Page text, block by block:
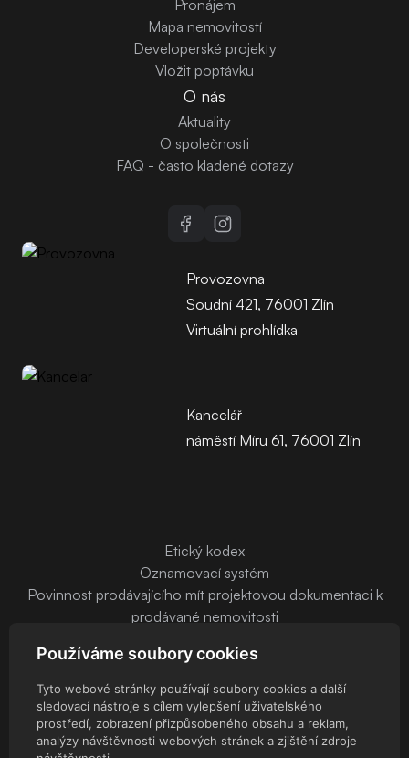
Používáme soubory cookies
Tyto webové stránky používají soubory cookies a další
sledovací nástroje s cílem vylepšení uživatelského
prostředí, zobrazení přizpůsobeného obsahu a reklam,
analýzy návštěvnosti webových stránek a zjištění zdroje
Pronájem
Mapa nemovitostí
Developerské projekty
Vložit poptávku
O nás
Aktuality
O společnosti
FAQ - často kladené dotazy
Provozovna
Soudní 421, 76001 Zlín
Virtuální prohlídka
Kancelář
náměstí Míru 61, 76001 Zlín
Etický kodex
Oznamovací systém
Povinnost prodávajícího mít projektovou dokumentaci k
prodávané nemovitosti
© EURO REALITY ZLÍN, s.r.o. - 2026 Všechna práva vyhrazena
Administrace